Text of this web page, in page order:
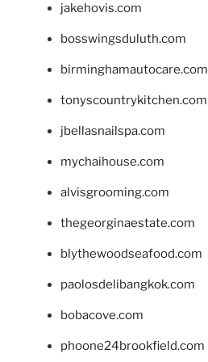
jakehovis.com
bosswingsduluth.com
birminghamautocare.com
tonyscountrykitchen.com
jbellasnailspa.com
mychaihouse.com
alvisgrooming.com
thegeorginaestate.com
blythewoodseafood.com
paolosdelibangkok.com
bobacove.com
phoone24brookfield.com